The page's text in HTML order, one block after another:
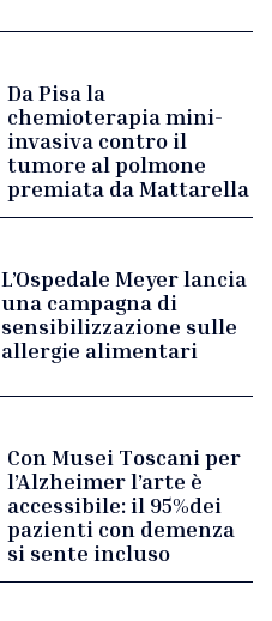
Da Pisa la
chemioterapia mini-
invasiva contro il
tumore al polmone
premiata da Mattarella
L’Ospedale Meyer lancia
una campagna di
sensibilizzazione sulle
allergie alimentari
Con Musei Toscani per
l’Alzheimer l’arte è
accessibile: il 95%dei
pazienti con demenza
si sente incluso